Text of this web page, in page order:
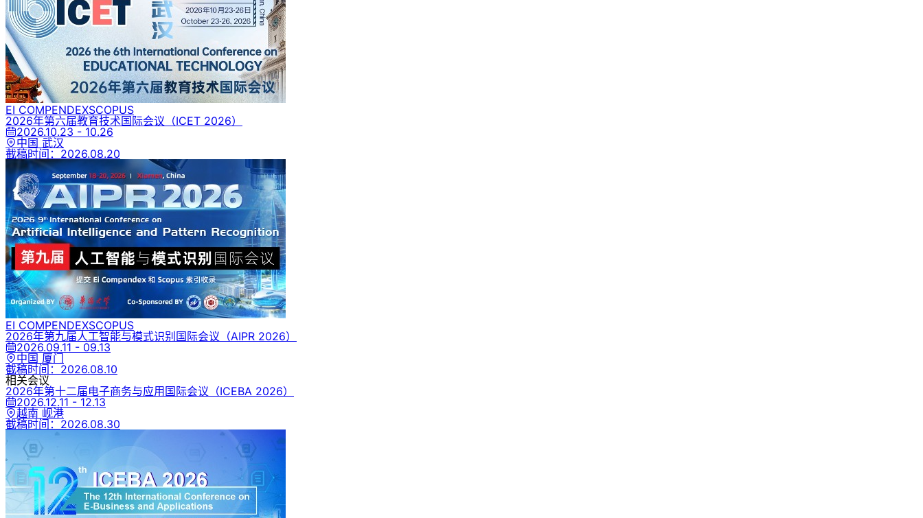
EI COMPENDEXSCOPUS
2026年第六届教育技术国际会议 （ICET 2026）
2026.10.23 - 10.26
中国 武汉
截稿时间： 2026.08.20
EI COMPENDEXSCOPUS
2026年第九届人工智能与模式识别国际会议 （AIPR 2026）
2026.09.11 - 09.13
中国 厦门
截稿时间： 2026.08.10
相关会议
2026年第十二届电子商务与应用国际会议 （ICEBA 2026）
2026.12.11 - 12.13
越南 岘港
截稿时间： 2026.08.30